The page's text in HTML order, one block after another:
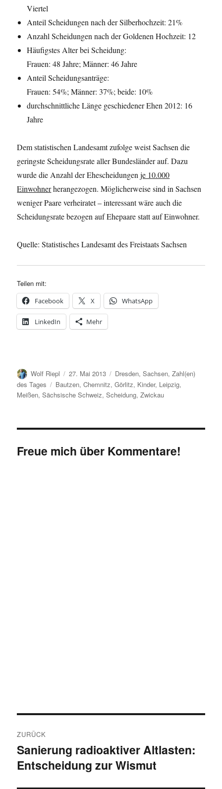
Viertel
Anteil Scheidungen nach der Silberhochzeit: 21%
Anzahl Scheidungen nach der Goldenen Hochzeit: 12
Häufigstes Alter bei Scheidung:
Frauen: 48 Jahre; Männer: 46 Jahre
Anteil Scheidungsanträge:
Frauen: 54%; Männer: 37%; beide: 10%
durchschnittliche Länge geschiedener Ehen 2012: 16
Jahre
Dem statistischen Landesamt zufolge weist Sachsen die
geringste Scheidungsrate aller Bundesländer auf. Dazu
wurde die Anzahl der Ehescheidungenje 10.000
Einwohnerherangezogen. Möglicherweise sind in Sachsen
weniger Paare verheiratet – interessant wäre auch die
Scheidungsrate bezogen auf Ehepaare statt auf Einwohner.
Quelle: Statistisches Landesamt des Freistaats Sachsen
Teilen mit:
Facebook X WhatsApp
LinkedIn Mehr
Autor
Wolf Riepl
Veröffentlicht
am
27. Mai 2013 Kategorien
Dresden,Sachsen,Zahl(en)
des Tages
Schlagwörter
Bautzen,Chemnitz,Görlitz, Kinder, Leipzig,
Meißen,Sächsische Schweiz,Scheidung,Zwickau
Freue mich über Kommentare!
ZURÜCK
Vorheriger
Beitrag:
Sanierung radioaktiver Altlasten:
Entscheidung zur Wismut